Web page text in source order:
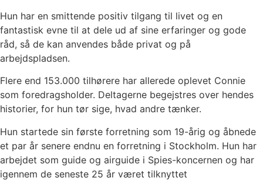
Hun har en smittende positiv tilgang til livet og en
fantastisk evne til at dele ud af sine erfaringer og gode
råd, så de kan anvendes både privat og på
arbejdspladsen.
Flere end 153.000 tilhørere har allerede oplevet Connie
som foredragsholder. Deltagerne begejstres over hendes
historier, for hun tør sige, hvad andre tænker.
Hun startede sin første forretning som 19-årig og åbnede
et par år senere endnu en forretning i Stockholm. Hun har
arbejdet som guide og airguide i Spies-koncernen og har
igennem de seneste 25 år været tilknyttet